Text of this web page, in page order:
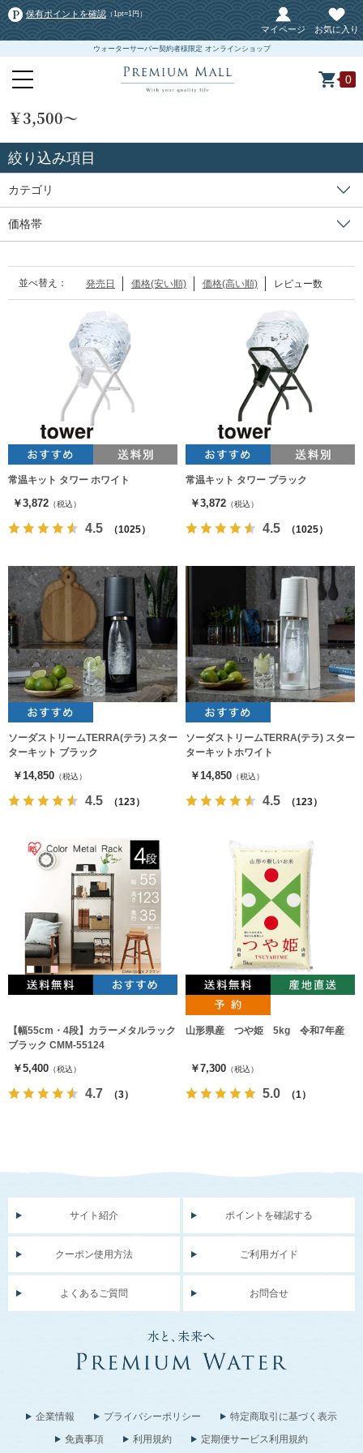
保有ポイントを確認 （1pt=1円）
マイページ お気に入り
ウォーターサーバー契約者様限定 オンラインショップ
0
￥3,500～
絞り込み項目
カテゴリ
価格帯
並べ替え： 発売日 価格(安い順) 価格(高い順) レビュー数
常温キット タワー ホワイト
￥3,872 （税込）
4.5 （1025）
常温キット タワー ブラック
￥3,872 （税込）
4.5 （1025）
ソーダストリームTERRA(テラ) スター
ターキット ブラック
￥14,850 （税込）
4.5 （123）
ソーダストリームTERRA(テラ) スター
ターキットホワイト
￥14,850 （税込）
4.5 （123）
【幅55cm・4段】カラーメタルラック
ブラック CMM-55124
￥5,400 （税込）
4.7 （3）
山形県産 つや姫 5kg 令和7年産
￥7,300 （税込）
5.0 （1）
サイト紹介 ポイントを確認する
クーポン使用方法 ご利用ガイド
よくあるご質問 お問合せ
企業情報 プライバシーポリシー
特定商取引に基づく表示
免責事項
利用規約 定期便サービス利用規約